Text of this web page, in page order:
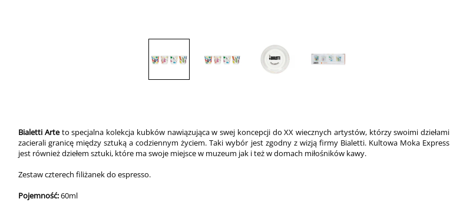
Bialetti Arteto specjalna kolekcja kubków nawiązująca w swej koncepcji do XX wiecznych artystów, którzy swoimi dziełami
zacierali granicę między sztuką a codziennym życiem. Taki wybór jest zgodny z wizją firmy Bialetti. Kultowa Moka Express
jest również dziełem sztuki, które ma swoje miejsce w muzeum jak i też w domach miłośników kawy.
Zestaw czterech filiżanek do espresso.
Pojemność:60ml